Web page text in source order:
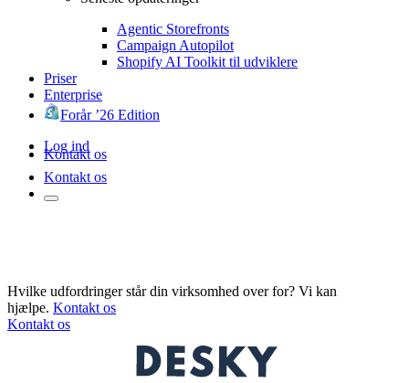
Agentic Storefronts
Campaign Autopilot
Shopify AI Toolkit til udviklere
Priser
Enterprise
Forår ’26 Edition
Log ind
Kontakt os
Kontakt os
Hvilke udfordringer står din virksomhed over for? Vi kan
hjælpe. Kontakt os
Kontakt os